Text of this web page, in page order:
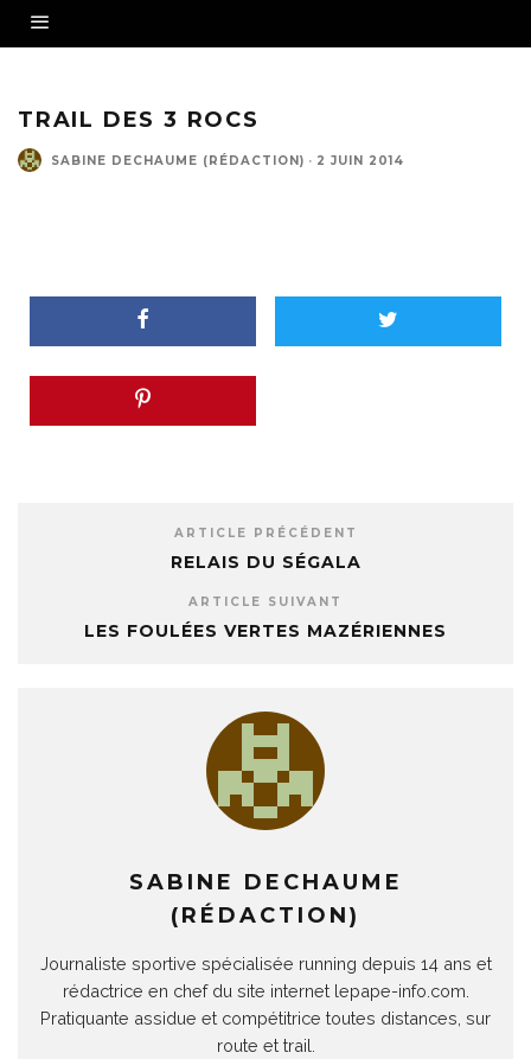
TRAIL DES 3 ROCS
SABINE DECHAUME (RÉDACTION) · 2 JUIN 2014
ARTICLE PRÉCÉDENT
RELAIS DU SÉGALA
ARTICLE SUIVANT
LES FOULÉES VERTES MAZÉRIENNES
SABINE DECHAUME
(RÉDACTION)
Journaliste sportive spécialisée running depuis 14 ans et
rédactrice en chef du site internet lepape-info.com.
Pratiquante assidue et compétitrice toutes distances, sur
route et trail.